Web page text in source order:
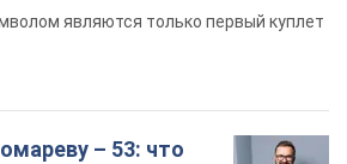
являются только первый куплет
– 53: что